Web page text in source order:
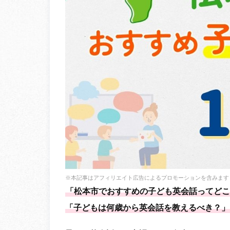
※本記事はアフィリエイト広告によるプロモーションを含みます
「松本市でおすすめの子ども英会話ってど
「子どもは何歳から英会話を教えるべき？」